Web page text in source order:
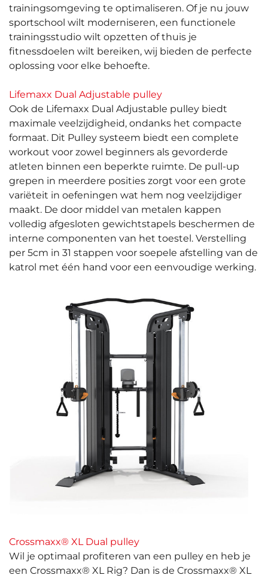
trainingsomgeving te optimaliseren. Of je nu jouw
sportschool wilt moderniseren, een functionele
trainingsstudio wilt opzetten of thuis je
fitnessdoelen wilt bereiken, wij bieden de perfecte
oplossing voor elke behoefte.
Lifemaxx Dual Adjustable pulley
Ook de Lifemaxx Dual Adjustable pulley biedt
maximale veelzijdigheid, ondanks het compacte
formaat. Dit Pulley systeem biedt een complete
workout voor zowel beginners als gevorderde
atleten binnen een beperkte ruimte. De pull-up
grepen in meerdere posities zorgt voor een grote
variëteit in oefeningen wat hem nog veelzijdiger
maakt. De door middel van metalen kappen
volledig afgesloten gewichtstapels beschermen de
interne componenten van het toestel. Verstelling
per 5cm in 31 stappen voor soepele afstelling van de
katrol met één hand voor een eenvoudige werking.
Crossmaxx® XL Dual pulley
Wil je optimaal profiteren van een pulley en heb je
een Crossmaxx® XL Rig? Dan is de Crossmaxx® XL